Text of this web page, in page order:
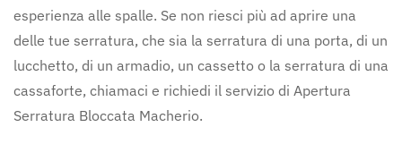
esperienza alle spalle. Se non riesci più ad aprire una
delle tue serratura, che sia la serratura di una porta, di un
lucchetto, di un armadio, un cassetto o la serratura di una
cassaforte, chiamaci e richiedi il servizio di Apertura
Serratura Bloccata Macherio.